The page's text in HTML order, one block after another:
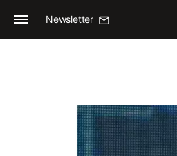
Newsletter